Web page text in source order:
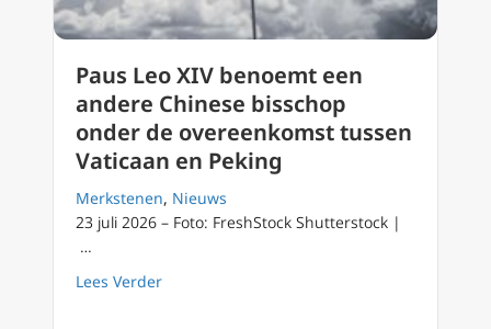
Paus Leo XIV benoemt een
andere Chinese bisschop
onder de overeenkomst tussen
Vaticaan en Peking
Merkstenen, Nieuws
23 juli 2026 – Foto: FreshStock Shutterstock |
…
Lees Verderabout Paus Leo XIV benoemt een andere